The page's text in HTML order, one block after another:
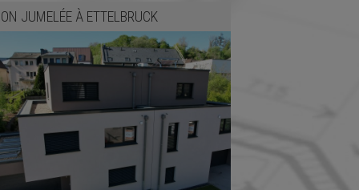
JUMELÉE À ETTELBRUCK